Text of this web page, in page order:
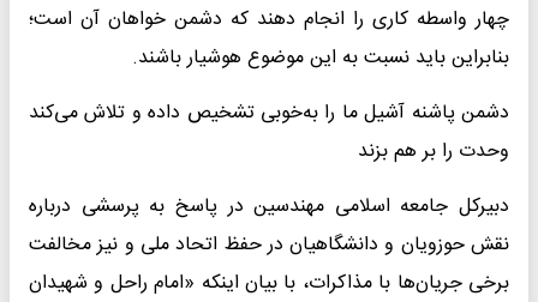
چهار واسطه کاری را انجام دهند که دشمن خواهان آن است؛
بنابراین باید نسبت به این موضوع هوشیار باشند.
دشمن پاشنه آشیل ما را به‌خوبی تشخیص داده و تلاش می‌کند
وحدت را بر هم بزند
دبیرکل جامعه اسلامی مهندسین در پاسخ به پرسشی درباره
نقش حوزویان و دانشگاهیان در حفظ اتحاد ملی و نیز مخالفت
برخی جریان‌ها با مذاکرات، با بیان اینکه «امام راحل و شهیدان